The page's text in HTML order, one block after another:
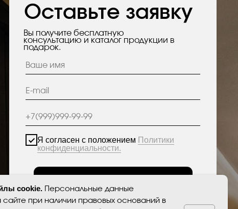
с положением
Отправить
с ч.1 ст.6 и ст.10.1 152-ФЗ. Субъектами
запреты на обработку неограниченных кругом лиц
персональных данных.
cookie. Персональные данные
сайте при наличии правовых оснований в